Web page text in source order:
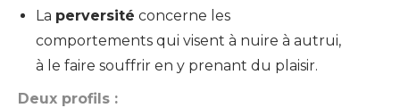
La perversité concerne les
comportements qui visent à nuire à autrui,
à le faire souffrir en y prenant du plaisir.
Deux profils :